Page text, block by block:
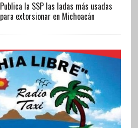
Publica la SSP las ladas más usadas
para extorsionar en Michoacán